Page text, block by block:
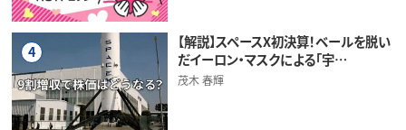
4
【解説】スペースX初決算！ベールを脱い
だイーロン・マスクによる「宇…
茂木 春輝